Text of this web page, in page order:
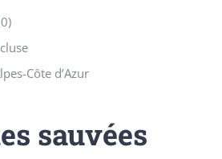
)
Côte d’Azur
sauvées